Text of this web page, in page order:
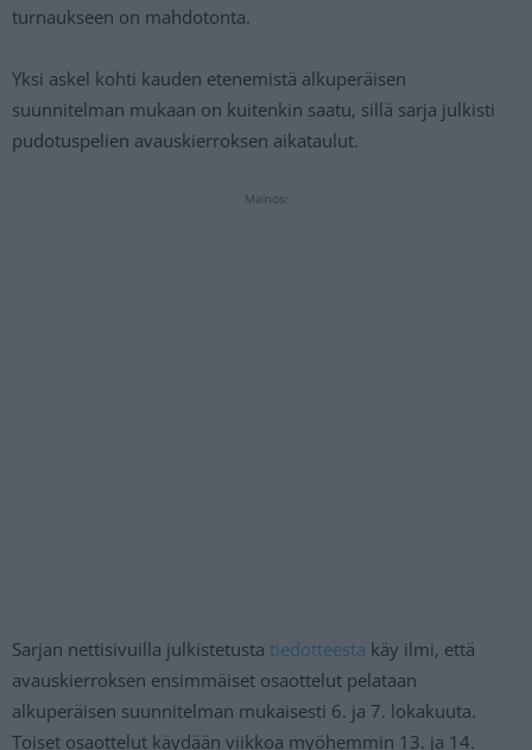
turnaukseen on mahdotonta.
Yksi askel kohti kauden etenemistä alkuperäisen
suunnitelman mukaan on kuitenkin saatu, sillä sarja julkisti
pudotuspelien avauskierroksen aikataulut.
Mainos:
Sarjan nettisivuilla julkistetusta tiedotteesta käy ilmi, että
avauskierroksen ensimmäiset osaottelut pelataan
alkuperäisen suunnitelman mukaisesti 6. ja 7. lokakuuta.
Toiset osaottelut käydään viikkoa myöhemmin 13. ja 14.